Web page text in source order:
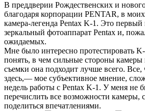
В преддверии Рождественских и
благодаря корпорации PENTAR, в моих
камера-легенда Pentax K-1. Это
зеркальный фотоаппарат Pentax и,
ожидаемых.
Мне было интересно протестировать
понять, в чем сильные стороны камеры
съемки она подходит лучше всего. Все,
здесь,— мое субъективное мнение,
недель работы с Pentax K-1. У меня не
перечислить все возможности камеры,
поделиться впечатлениями.